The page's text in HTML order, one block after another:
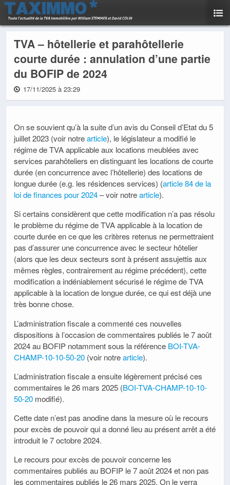
TVA – hôtellerie et parahôtellerie
courte durée : annulation d’une partie
du BOFIP de 2024
17/11/2025 à 23:29
On se souvient qu’à la suite d’un avis du Conseil d’Etat du 5
juillet 2023 (voir notrearticle), le législateur a modifié le
régime de TVA applicable aux locations meublées avec
services parahôteliers en distinguant les locations de courte
durée (en concurrence avec l’hôtellerie) des locations de
longue durée (e.g. les résidences services) (article 84 de la
loi de finances pour 2024– voir notrearticle).
Si certains considèrent que cette modification n’a pas résolu
le problème du régime de TVA applicable à la location de
courte durée en ce que les critères retenus ne permettraient
pas d’assurer une concurrence avec le secteur hôtelier
(alors que les deux secteurs sont à présent assujettis aux
mêmes règles, contrairement au régime précédent), cette
modification a indéniablement sécurisé le régime de TVA
applicable à la location de longue durée, ce qui est déjà une
très bonne chose.
L’administration fiscale a commenté ces nouvelles
dispositions à l’occasion de commentaires publiés le 7 août
2024 au BOFIP notamment sous la référence BOI-TVA-
CHAMP-10-10-50-20 (voir notrearticle).
L’administration fiscale a ensuite légèrement précisé ces
commentaires le 26 mars 2025 (BOI-TVA-CHAMP-10-10-
50-20 modifié).
Cette date n’est pas anodine dans la mesure où le recours
pour excès de pouvoir qui a donné lieu au présent arrêt a été
introduit le 7 octobre 2024.
Le recours pour excès de pouvoir concerne les
commentaires publiés au BOFIP le 7 août 2024 et non pas
les commentaires publiés le 26 mars 2025. On le verra